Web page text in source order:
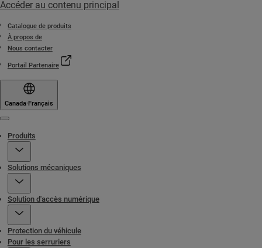
Accéder au contenu principal
Catalogue de produits
À propos de
Nous contacter
Portail Partenaire
Canada·Français
Produits
Solutions mécaniques
Solution d'accès numérique
Protection du véhicule
Pour les serruriers